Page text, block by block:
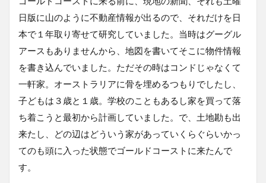
日版に山のように不動産情報が出るので、それだけを日
本で１年取り寄せて研究していました。当時はグーグル
アースもありませんから、地図を書いてそこに物件情報
を書き込んでいました。ただその時はコンドじゃなくて
一軒家。オーストラリアに骨を埋めるつもりでしたし、
子どもは３歳と１歳。学校のこともあるし家を買って落
ち着こうと最初から計画していました。で、土地勘も出
来たし、どの辺はどういう家があっていくらぐらいかっ
てのも頭に入った状態でゴールドコーストに来たんで
す。